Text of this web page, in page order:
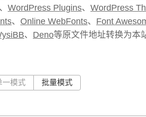
、 WordPress Plugins、 WordPress
、 Online WebFonts、 Font
、 Deno等原文件地址转换为本
一模式 批量模式